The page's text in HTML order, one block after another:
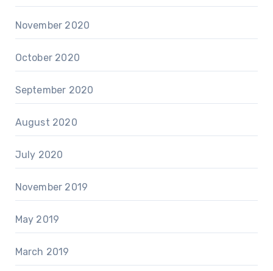
November 2020
October 2020
September 2020
August 2020
July 2020
November 2019
May 2019
March 2019